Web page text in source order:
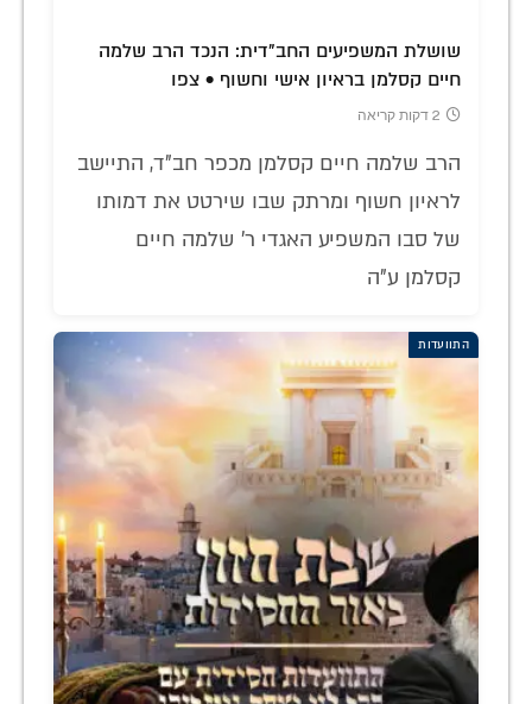
שושלת המשפיעים החב"דית: הנכד הרב שלמה
חיים קסלמן בראיון אישי וחשוף • צפו
2 דקות קריאה
הרב שלמה חיים קסלמן מכפר חב"ד, התיישב
לראיון חשוף ומרתק שבו שירטט את דמותו
של סבו המשפיע האגדי ר' שלמה חיים
קסלמן ע"ה
התוועדות